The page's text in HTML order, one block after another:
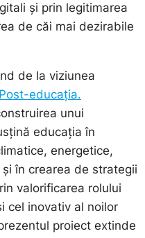
și prin legitimarea
de căi mai dezirabile
de la viziunea
Post-educația.
unui
educația în
energetice,
în crearea de strategii
valorificarea rolului
cel inovativ al noilor
proiect extinde